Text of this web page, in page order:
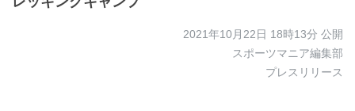
2021年10月22日 18時13分 公開
スポーツマニア編集部
プレスリリース